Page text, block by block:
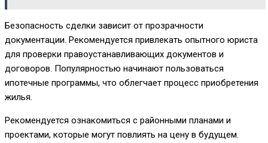
Безопасность сделки зависит от прозрачности
документации. Рекомендуется привлекать опытного юриста
для проверки правоустанавливающих документов и
договоров. Популярностью начинают пользоваться
ипотечные программы, что облегчает процесс приобретения
жилья.
Рекомендуется ознакомиться с районными планами и
проектами, которые могут повлиять на цену в будущем.